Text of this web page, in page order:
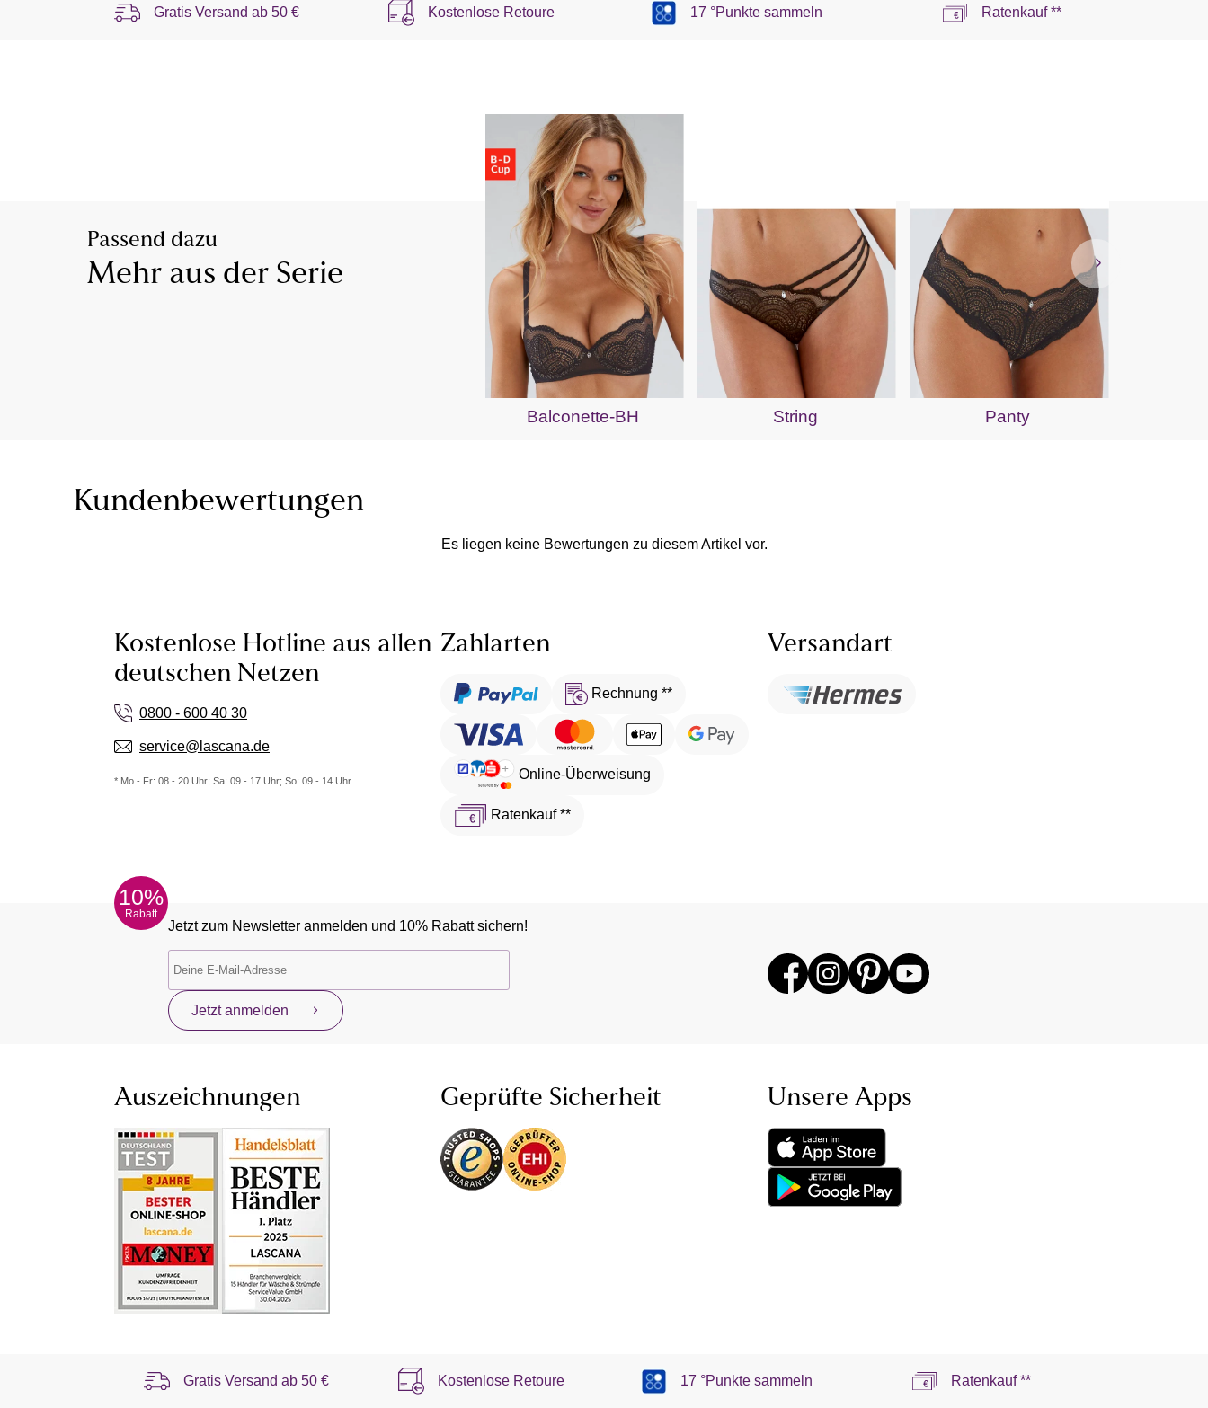
Gratis Versand ab 50 € Kostenlose Retoure 17 °Punkte sammeln Ratenkauf **
Passend dazu
Mehr aus der Serie
Balconette-BH String Panty
Kundenbewertungen
Es liegen keine Bewertungen zu diesem Artikel vor.
Kostenlose Hotline aus allen
deutschen Netzen
0800 - 600 40 30
service@lascana.de
* Mo - Fr: 08 - 20 Uhr; Sa: 09 - 17 Uhr; So: 09 - 14 Uhr.
Zahlarten
Rechnung **
Online-Überweisung
Ratenkauf **
Versandart
10%
Rabatt
Jetzt zum Newsletter anmelden und 10% Rabatt sichern!
Jetzt anmelden
Auszeichnungen Geprüfte Sicherheit Unsere Apps
Gratis Versand ab50 € Kostenlose Retoure 17 °Punkte sammeln Ratenkauf **